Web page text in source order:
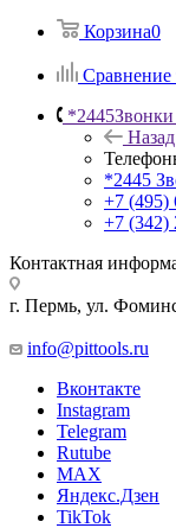
Корзина0
Сравнение
*2445
Назад
*2445
+7 (495)
+7 (342)
Контактная
г. Пермь, ул.
info@pittools.ru
Вконтакте
Instagram
Telegram
Rutube
MAX
Яндекс.Дзен
TikTok